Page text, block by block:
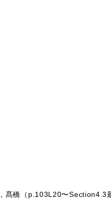
橋（p.103L20〜Section4.3